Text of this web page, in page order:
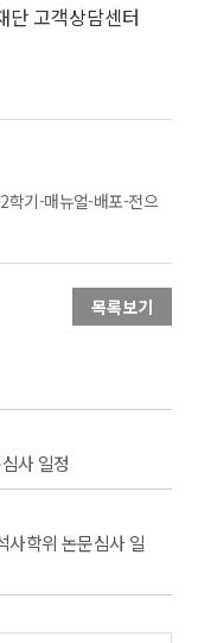
단 고객상담센터
학기-매뉴얼-배포-전으
목록보기
사 일정
사학위 논문심사 일